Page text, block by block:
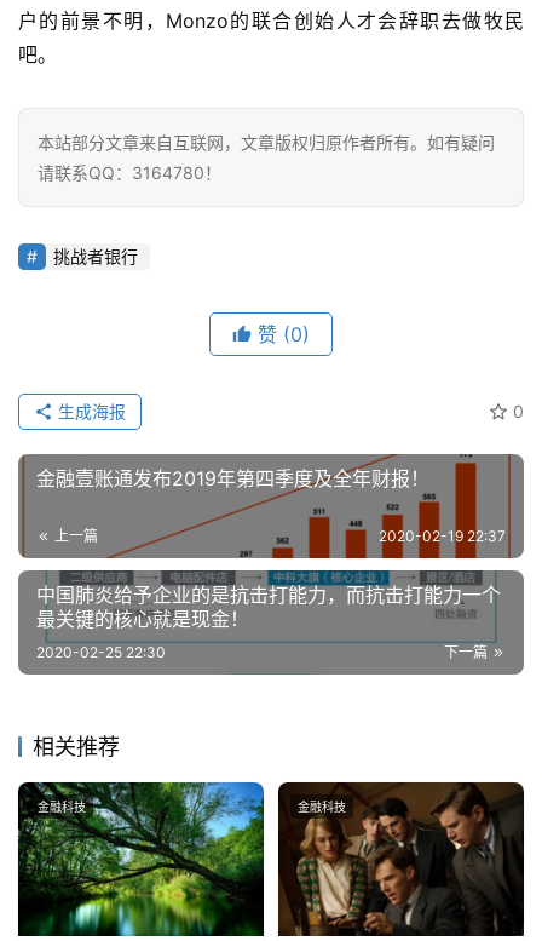
内
容
户的前景不明，Monzo的联合创始人才会辞职去做牧民
吧。
本站部分文章来自互联网，文章版权归原作者所有。如有疑问
请联系QQ：3164780！
挑战者银行
赞 (0)
0
生成海报
金融壹账通发布2019年第四季度及全年财报！
上一篇 2020-02-19 22:37
中国肺炎给予企业的是抗击打能力，而抗击打能力一个
最关键的核心就是现金！
下一篇
2020-02-25 22:30
相关推荐
金融科技 金融科技